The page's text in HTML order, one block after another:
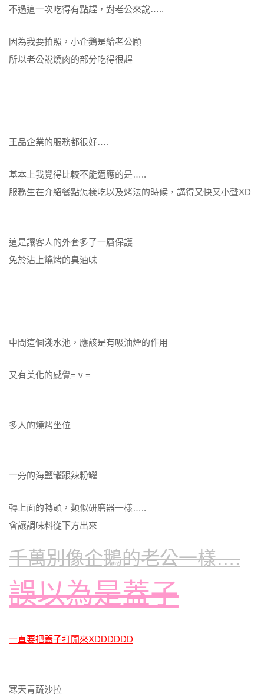
不過這一次吃得有點趕，對老公來說…..
因為我要拍照，小企鵝是給老公顧
所以老公說燒肉的部分吃得很趕
王品企業的服務都很好….
基本上我覺得比較不能適應的是…..
服務生在介紹餐點怎樣吃以及烤法的時候，講得又快又小聲XD
這是讓客人的外套多了一層保護
免於沾上燒烤的臭油味
中間這個淺水池，應該是有吸油煙的作用
又有美化的感覺= v =
多人的燒烤坐位
一旁的海鹽罐跟辣粉罐
轉上面的轉頭，類似研磨器一樣…..
會讓調味料從下方出來
千萬別像企鵝的老公一樣….
誤以為是蓋子
一直要把蓋子打開來XDDDDDD
寒天青蔬沙拉